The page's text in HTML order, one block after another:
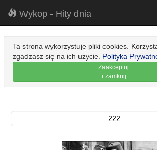
Wykop - Hity dnia
Ta strona wykorzystuje pliki cookies.
zgadzasz się na ich użycie. Polityka
Zaakceptuj
i zamknij
222